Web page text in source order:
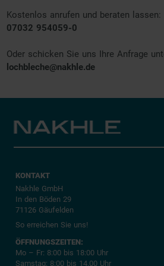
Kostenlos anrufen und beraten lassen:
07032 954059-0
Oder schicken Sie uns Ihre Anfrage
lochbleche@nakhle.de
KONTAKT
Nakhle GmbH
In den Böden 29
71126 Gäufelden
So erreichen Sie uns!
ÖFFNUNGSZEITEN:
Mo – Fr: 8:00 bis 18:00 Uhr
Samstag: 8:00 bis 14.00 Uhr